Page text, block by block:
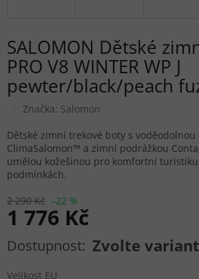
SALOMON Dětské
PRO V8 WINTER WP J
pewter/black/peach
Značka: Salomon
2 290 Kč –22 %
1 776 Kč
Měrná cena: Zvolte
Velikost EU
Dětské zimní trekové boty s
ClimaSalomon™ a zimní podrážkou
umělou kožešinou pro komfortní
podmínkách.